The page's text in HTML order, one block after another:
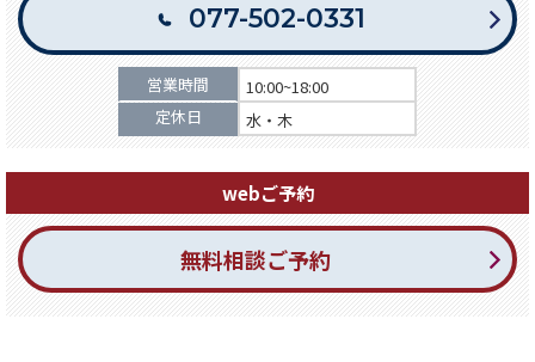
077-502-0331
営業時間
10:00~18:00
定休日
水・木
webご予約
無料相談ご予約